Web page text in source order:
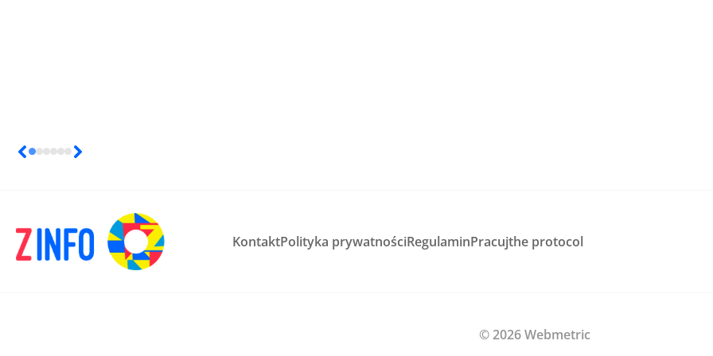
KontaktPolityka prywatnościRegulaminPracujthe protocol
© 2026 Webmetric